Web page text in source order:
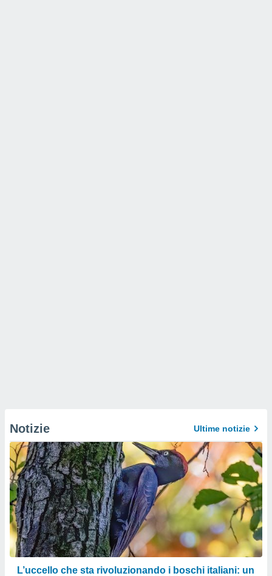
Notizie Ultime notizie
L’uccello che sta rivoluzionando i boschi italiani: un